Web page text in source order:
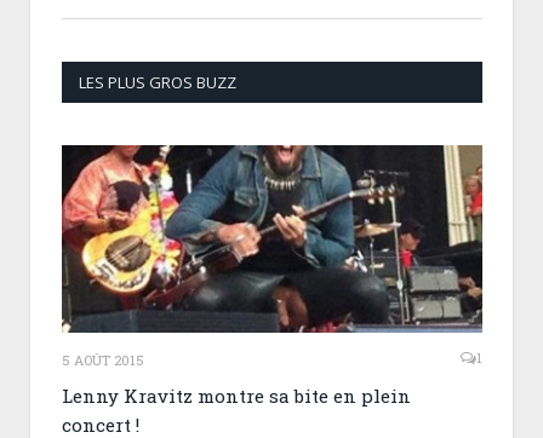
LES PLUS GROS BUZZ
5 AOÛT 2015 1
Lenny Kravitz montre sa bite en plein
concert !